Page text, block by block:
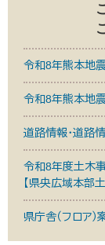
令和8年熊本地
令和8年熊本地
道路情報・道路
令和8年度土木
【県央広域本部土
県庁舎（フロア）